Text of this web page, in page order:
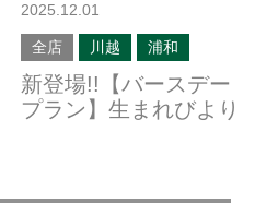
2025.12.01
全店 川越 浦和
新登場!!【バースデー
プラン】生まれびより